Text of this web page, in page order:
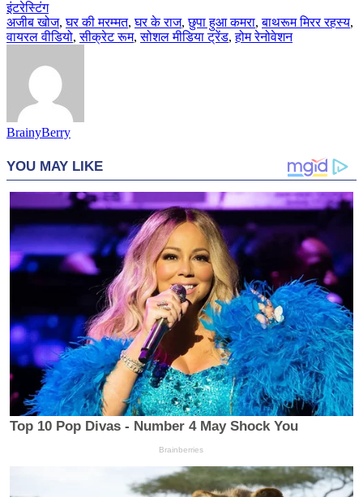
इंटरेस्टिंग
अजीब खोज,घर की मरम्मत,घर के राज,छुपा हुआ कमरा,बाथरूम मिरर रहस्य,
वायरल वीडियो,सीक्रेट रूम,सोशल मीडिया ट्रेंड,होम रेनोवेशन
BrainyBerry